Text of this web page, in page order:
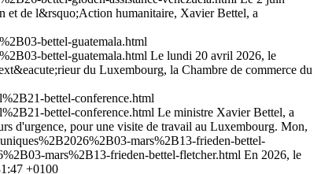
et de l&rsquo;Action humanitaire, Xavier Bettel, a
bettel-guatemala.html
bettel-guatemala.html Le lundi 20 avril 2026, le
du Luxembourg, la Chambre de commerce du
bettel-conference.html
bettel-conference.html Le ministre Xavier Bettel, a
d'urgence, pour une visite de travail au Luxembourg. Mon,
mars%2B13-frieden-bettel-
mars%2B13-frieden-bettel-fletcher.html En 2026, le
+0100